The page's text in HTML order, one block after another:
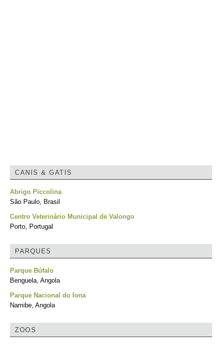
CANIS & GATIS
Abrigo Piccolina
São Paulo, Brasil
Centro Veterinário Municipal de Valongo
Porto, Portugal
PARQUES
Parque Búfalo
Benguela, Angola
Parque Nacional do Iona
Namibe, Angola
ZOOS